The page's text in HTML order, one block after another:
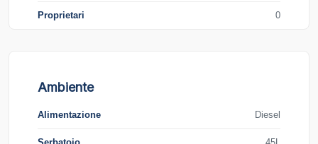
Proprietari 0
Ambiente
Alimentazione Diesel